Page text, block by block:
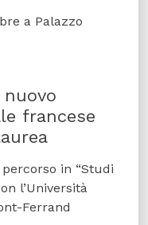
a Palazzo
francese
in “Studi
l’Università
Ferrand